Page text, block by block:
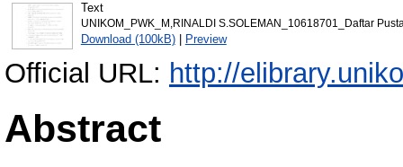
Text
UNIKOM_PWK_M,RINALDI S.SOLEMAN_10618701_Daftar
Download (100kB)| Preview
Official URL: http://
Abstract